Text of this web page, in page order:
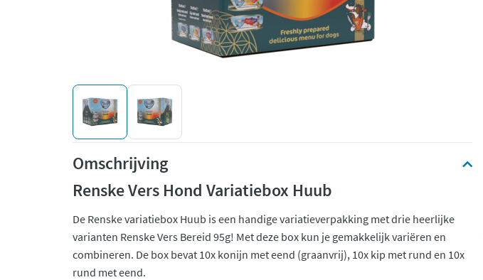
Omschrijving
Renske Vers Hond Variatiebox Huub
De Renske variatiebox Huub is een handige variatieverpakking met drie heerlijke
varianten Renske Vers Bereid 95g! Met deze box kun je gemakkelijk variëren en
combineren. De box bevat 10x konijn met eend (graanvrij), 10x kip met rund en 10x
rund met eend.